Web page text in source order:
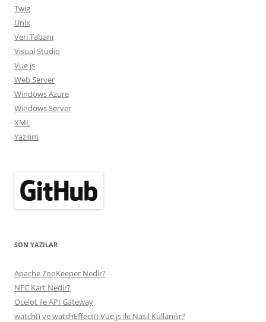
Twig
Unix
Veri Tabanı
Visual Studio
Vue.js
Web Server
Windows Azure
Windows Server
XML
Yazılım
SON YAZILAR
Apache ZooKeeper Nedir?
NFC Kart Nedir?
Ocelot ile API Gateway
watch() ve watchEffect() Vue.js ile Nasıl Kullanılır?